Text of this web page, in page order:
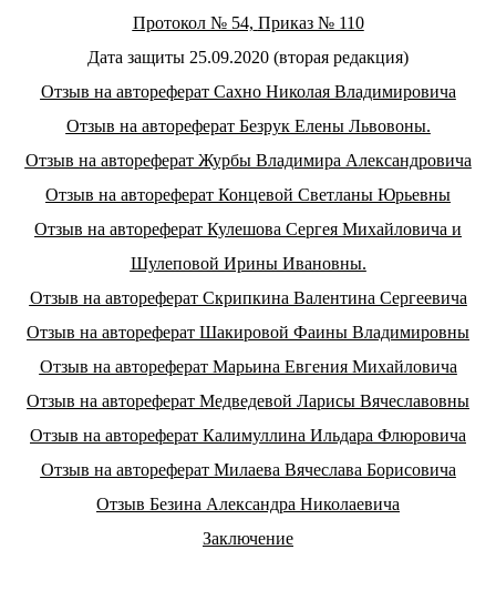
Протокол № 54, Приказ № 110
Дата защиты 25.09.2020 (вторая редакция)
Отзыв на автореферат Сахно Николая Владимировича
Отзыв на автореферат Безрук Елены Львовоны.
Отзыв на автореферат Журбы Владимира Александровича
Отзыв на автореферат Концевой Светланы Юрьевны
Отзыв на автореферат Кулешова Сергея Михайловича и
Шулеповой Ирины Ивановны.
Отзыв на автореферат Скрипкина Валентина Сергеевича
Отзыв на автореферат Шакировой Фаины Владимировны
Отзыв на автореферат Марьина Евгения Михайловича
Отзыв на автореферат Медведевой Ларисы Вячеславовны
Отзыв на автореферат Калимуллина Ильдара Флюровича
Отзыв на автореферат Милаева Вячеслава Борисовича
Отзыв Безина Александра Николаевича
Заключение